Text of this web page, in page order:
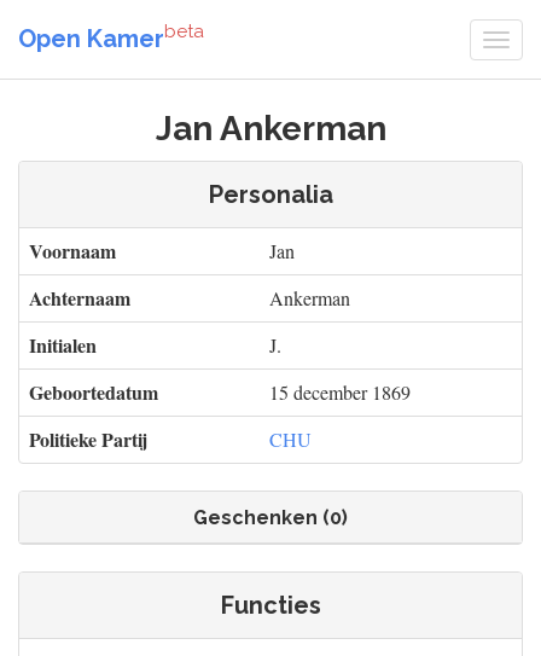
Open Kamerbeta
Jan Ankerman
Personalia
Voornaam Jan
Achternaam Ankerman
Initialen J.
Geboortedatum 15 december 1869
Politieke Partij CHU
Geschenken (0)
Functies